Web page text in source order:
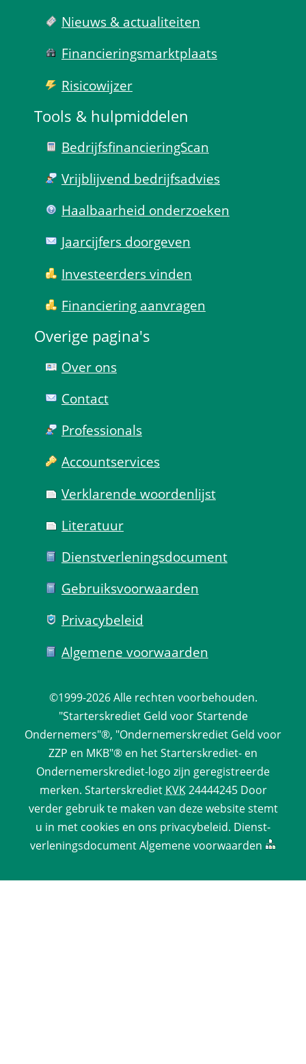
Nieuws & actualiteiten
Financierings­markt­plaats
Risico­wijzer
Tools & hulp­middelen
Bedrijfsfinanciering­Scan
Vrijblijvend bedrijfs­advies
Haal­baar­heid onder­zoeken
Jaarcijfers doorgeven
Investeerders vinden
Financiering aanvragen
Overige pagina's
Over ons
Contact
Professionals
Account­services
Verklarende woorden­lijst
Literatuur
Dienst­verlenings­document
Gebruiks­voorwaarden
Privacy­beleid
Algemene voorwaarden
©1999-2026 Alle rechten voorbehouden.
"Starterskrediet Geld voor Startende
Ondernemers"®, "Ondernemerskrediet Geld voor
ZZP en MKB"® en het Starterskrediet- en
Ondernemerskrediet-logo zijn geregistreerde
merken. Starterskrediet KVK 24444245 Door
verder gebruik te maken van deze website stemt
u in met cookies en ons privacy­beleid. Dienst­
verlenings­documentAlgemene voorwaarden